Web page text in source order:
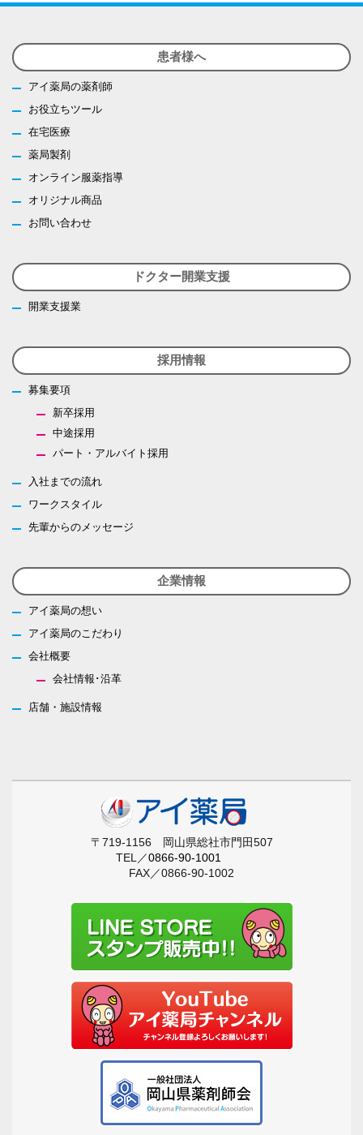
患者様へ
アイ薬局の薬剤師
お役立ちツール
在宅医療
薬局製剤
オンライン服薬指導
オリジナル商品
お問い合わせ
ドクター開業支援
開業支援業
採用情報
募集要項
新卒採用
中途採用
パート・アルバイト採用
入社までの流れ
ワークスタイル
先輩からのメッセージ
企業情報
アイ薬局の想い
アイ薬局のこだわり
会社概要
会社情報･沿革
店舗・施設情報
〒719-1156 岡山県総社市門田507
TEL／0866-90-1001
FAX／0866-90-1002